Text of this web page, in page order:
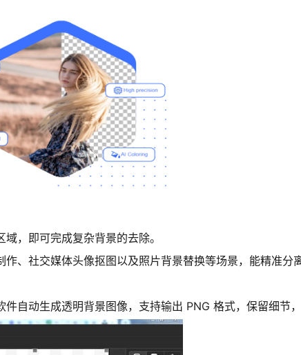
，即可完成复杂背景的去除。
、社交媒体头像抠图以及照片背景替换等场景，能精准分
件自动生成透明背景图像，支持输出 PNG 格式，保留细节